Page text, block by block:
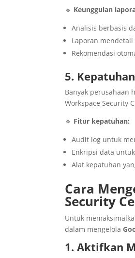
🔹 Keunggulan
Analisis berbasis
Laporan
Rekomendasi
5.
Banyak perusahaan
Workspace Security
🔹 Fitur kepatuhan:
Audit log untuk
Enkripsi data
Alat kepatuhan
Cara
Security
Untuk
dalam mengelola
1. Aktifkan